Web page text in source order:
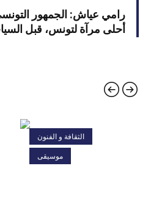
رامي عياش: الجمهور
أحلى مرآة لتونس، قبل
الثقافة و الفنون
موسيقى